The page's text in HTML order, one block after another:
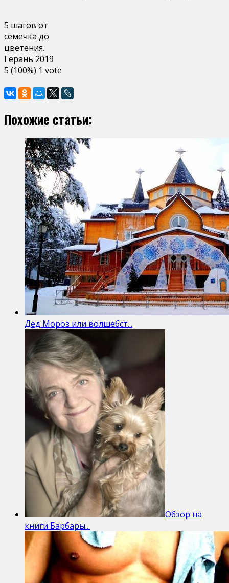
5 шагов от
семечка до
цветения.
Герань 2019
5 (100%) 1 vote
Похожие статьи:
Дед Мороз или волшебст...
Обзор на
книги Барбары...